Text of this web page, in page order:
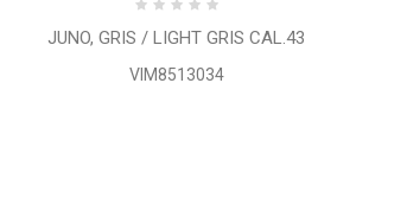
JUNO, GRIS / LIGHT GRIS CAL.43
VIM8513034